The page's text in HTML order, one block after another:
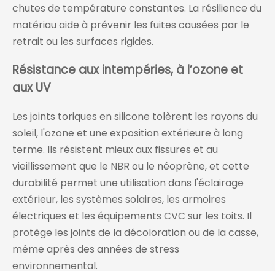
chutes de température constantes. La résilience du
matériau aide à prévenir les fuites causées par le
retrait ou les surfaces rigides.
Résistance aux intempéries, à l’ozone et
aux UV
Les joints toriques en silicone tolèrent les rayons du
soleil, l'ozone et une exposition extérieure à long
terme. Ils résistent mieux aux fissures et au
vieillissement que le NBR ou le néoprène, et cette
durabilité permet une utilisation dans l'éclairage
extérieur, les systèmes solaires, les armoires
électriques et les équipements CVC sur les toits. Il
protège les joints de la décoloration ou de la casse,
même après des années de stress
environnemental.